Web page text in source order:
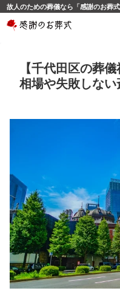
故人のための葬儀なら「感謝のお葬式
【千代田区の葬
相場や失敗しな